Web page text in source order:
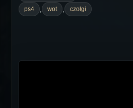
ps4
wot czołgi